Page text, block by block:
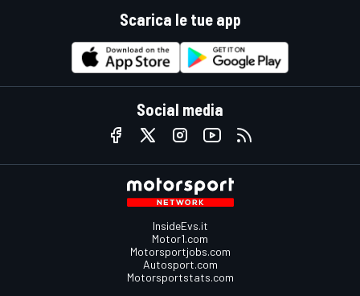
Scarica le tue app
Social media
InsideEvs.it
Motor1.com
Motorsportjobs.com
Autosport.com
Motorsportstats.com